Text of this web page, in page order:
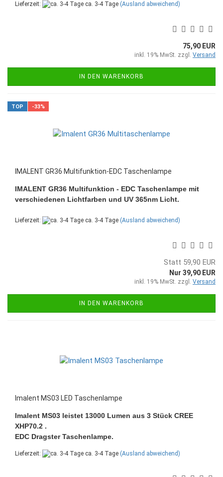
Lieferzeit: ca. 3-4 Tage (Ausland abweichend)
75,90 EUR
inkl. 19% MwSt. zzgl. Versand
IN DEN WARENKORB
TOP -33%
IMALENT GR36 Multifunktion-EDC Taschenlampe
IMALENT GR36 Multifunktion - EDC Taschenlampe mit
verschiedenen Lichtfarben und UV 365nm Licht.
Lieferzeit: ca. 3-4 Tage (Ausland abweichend)
Statt 59,90 EUR
Nur 39,90 EUR
inkl. 19% MwSt. zzgl. Versand
IN DEN WARENKORB
Imalent MS03 LED Taschenlampe
Imalent MS03 leistet 13000 Lumen aus 3 Stück CREE
XHP70.2 .
EDC Dragster Taschenlampe.
Lieferzeit: ca. 3-4 Tage (Ausland abweichend)